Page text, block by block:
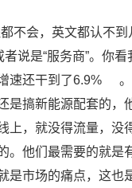
不会，英文都认不
者说是“服务商”。你
速还干到了6.9%
是搞新能源配套的，
上，就没得流量，
。他们最需要的就
是市场的痛点，这也